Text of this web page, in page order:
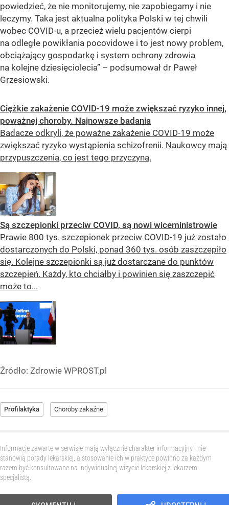
powiedzieć, że nie monitorujemy, nie zapobiegamy i nie
leczymy. Taka jest aktualna polityka Polski w tej chwili
wobec COVID-u, a przecież wielu pacjentów cierpi
na odległe powikłania pocovidowe i to jest nowy problem,
obciążający gospodarkę i system ochrony zdrowia
na kolejne dziesięciolecia” – podsumował dr Paweł
Grzesiowski.
Ciężkie zakażenie COVID-19 może zwiększać ryzyko innej,
poważnej choroby. Najnowsze badania
Badacze odkryli, że poważne zakażenie COVID-19 może
zwiększać ryzyko wystąpienia schizofrenii. Naukowcy mają
przypuszczenia, co jest tego przyczyną.
Są szczepionki przeciw COVID, są nowi wiceministrowie
Prawie 800 tys. szczepionek przeciw COVID-19 już zostało
dostarczonych do Polski, ponad 360 tys. osób zaszczepiło
się. Kolejne szczepionki są już dostarczane do punktów
szczepień. Każdy, kto chciałby i powinien się zaszczepić
może to...
Źródło: Zdrowie WPROST.pl
Profilaktyka Choroby zakaźne
Informacje zawarte w serwisie mają wyłącznie charakter informacyjny i nie
stanowią porady lekarskiej, a stosowanie ich w praktyce powinno za każdym
razem być konsultowane na indywidualnej wizycie lekarskiej z lekarzem
specjalistą.